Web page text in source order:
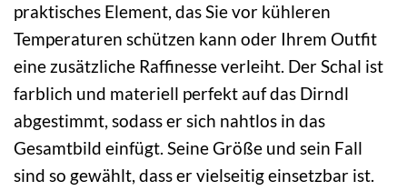
praktisches Element, das Sie vor kühleren
Temperaturen schützen kann oder Ihrem Outfit
eine zusätzliche Raffinesse verleiht. Der Schal ist
farblich und materiell perfekt auf das Dirndl
abgestimmt, sodass er sich nahtlos in das
Gesamtbild einfügt. Seine Größe und sein Fall
sind so gewählt, dass er vielseitig einsetzbar ist.